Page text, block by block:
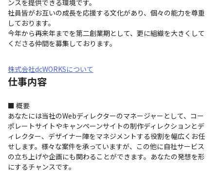
ンスを提供できる環境です。
社員皆がお互いの成長を応援する文化があり、個々の能力を尊重
しております。
今年から再来年までを第二創業期として、更に組織を大きくして
くださる仲間を募集しております。
株式会社dcWORKSについて
仕事内容
■ 概要
あなたには当社のWebディレクターのマネージャーとして、コー
ポレートサイトやキャンペーンサイトの制作ディレクションとデ
ィレクター、デザイナー陣をマネジメントする役割を幅広くお任
せします。様々な案件を承っていますが、この他に自社サービス
の立ち上げや企画にも関わることができます。あなたの発想を形
にするチャンスです。